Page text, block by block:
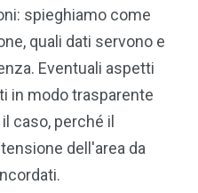
spieghiamo come
quali dati servono e
Eventuali aspetti
in modo trasparente
caso, perché il
dell'area da